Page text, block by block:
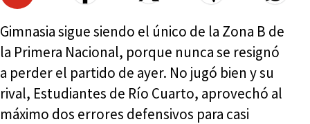
Gimnasia sigue siendo el único de la Zona B de
la Primera Nacional, porque nunca se resignó
a perder el partido de ayer. No jugó bien y su
rival, Estudiantes de Río Cuarto, aprovechó al
máximo dos errores defensivos para casi